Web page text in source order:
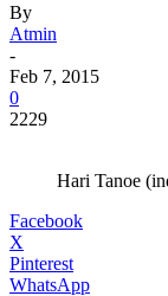
By
Atmin
-
Feb 7, 2015
0
2229
Hari Tanoe
Facebook
X
Pinterest
WhatsApp